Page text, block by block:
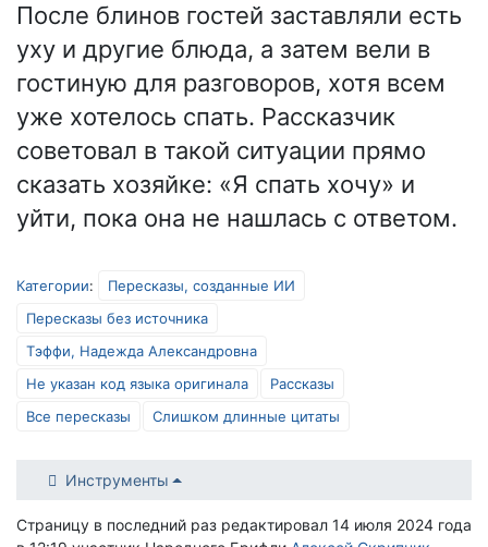
После блинов гостей заставляли есть
уху и другие блюда, а затем вели в
гостиную для разговоров, хотя всем
уже хотелось спать. Рассказчик
советовал в такой ситуации прямо
сказать хозяйке: «Я спать хочу» и
уйти, пока она не нашлась с ответом.
Категории:
Пересказы, созданные ИИ
Пересказы без источника
Тэффи, Надежда Александровна
Не указан код языка оригинала
Рассказы
Все пересказы
Слишком длинные цитаты
Инструменты
Страницу в последний раз редактировал 14 июля 2024 года